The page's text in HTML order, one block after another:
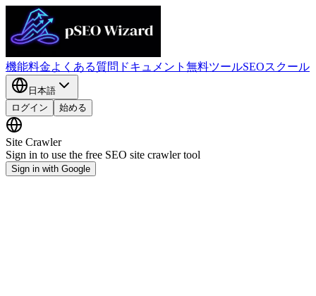
機能料金よくある質問 ドキュメント 無料ツールSEOスクール
日本語
ログイン
始める
Site Crawler
Sign in to use the free SEO site crawler tool
Sign in with Google